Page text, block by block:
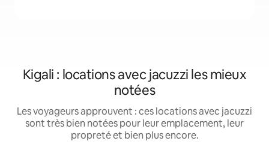
Kigali : locations avec jacuzzi les mieux
notées
Les voyageurs approuvent : ces locations avec jacuzzi
sont très bien notées pour leur emplacement, leur
propreté et bien plus encore.